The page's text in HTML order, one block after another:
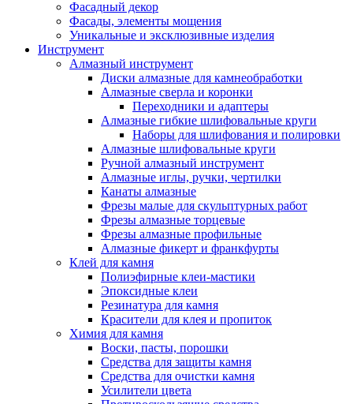
Фасадный декор
Фасады, элементы мощения
Уникальные и эксклюзивные изделия
Инструмент
Алмазный инструмент
Диски алмазные для камнеобработки
Алмазные сверла и коронки
Переходники и адаптеры
Алмазные гибкие шлифовальные круги
Наборы для шлифования и полировки
Алмазные шлифовальные круги
Ручной алмазный инструмент
Алмазные иглы, ручки, чертилки
Канаты алмазные
Фрезы малые для скульптурных работ
Фрезы алмазные торцевые
Фрезы алмазные профильные
Алмазные фикерт и франкфурты
Клей для камня
Полиэфирные клеи-мастики
Эпоксидные клеи
Резинатура для камня
Красители для клея и пропиток
Химия для камня
Воски, пасты, порошки
Средства для защиты камня
Средства для очистки камня
Усилители цвета